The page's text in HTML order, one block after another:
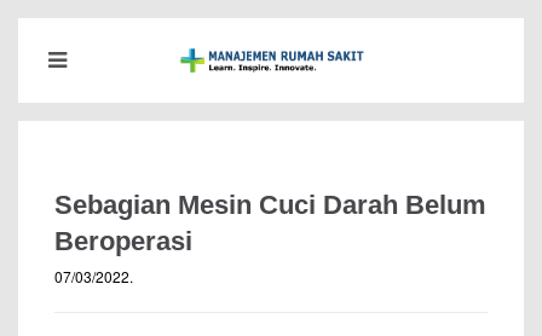
Sebagian Mesin Cuci Darah Belum
Beroperasi
07/03/2022.